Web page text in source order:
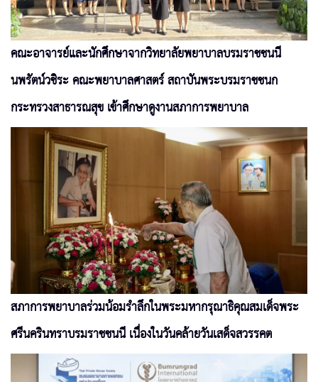
คณะอาจารย์และนักศึกษาจากวิทยาลัยพยาบาลบรมราชชนนี
นพรัตน์วชิระ คณะพยาบาลศาสตร์ สถาบันพระบรมราชชนก
กระทรวงสาธารณสุข เข้าศึกษาดูงานสภาการพยาบาล
สภาการพยาบาลร่วมน้อมรำลึกในพระมหากรุณาธิคุณสมเด็จพระ
ศรีนครินทราบรมราชชนนี เนื่องในวันคล้ายวันเสด็จสวรรคต